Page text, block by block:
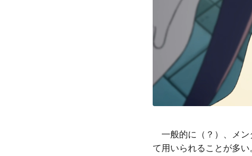
一般的に（？）、メン
て用いられることが多